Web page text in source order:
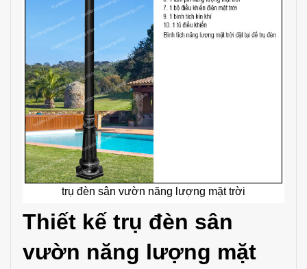
trụ đèn sân vườn năng lượng mặt trời
Thiết kế trụ đèn sân
vườn năng lượng mặt